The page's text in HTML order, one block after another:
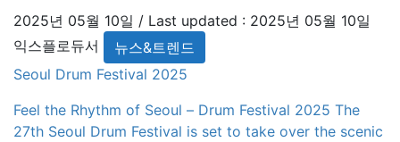
2025년 05월 10일 / Last updated : 2025년 05월 10일
익스플로듀서
뉴스&트렌드
Seoul Drum Festival 2025
Feel the Rhythm of Seoul – Drum Festival 2025 The
27th Seoul Drum Festival is set to take over the scenic